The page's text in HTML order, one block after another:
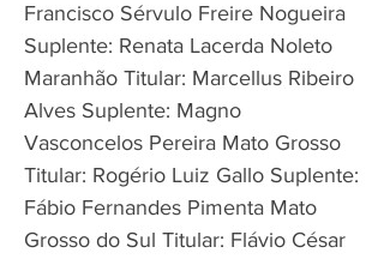
Francisco Sérvulo Freire Nogueira
Suplente: Renata Lacerda Noleto
Maranhão Titular: Marcellus Ribeiro
Alves Suplente: Magno
Vasconcelos Pereira Mato Grosso
Titular: Rogério Luiz Gallo Suplente:
Fábio Fernandes Pimenta Mato
Grosso do Sul Titular: Flávio César